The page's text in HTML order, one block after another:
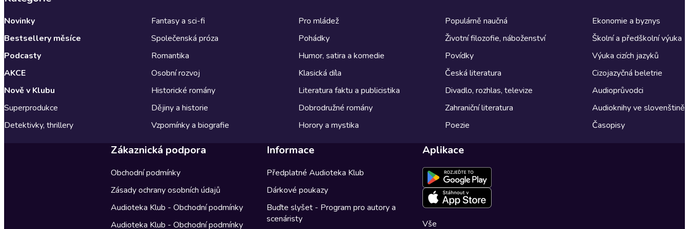
Novinky
Bestsellery měsíce
Podcasty
AKCE
Nově v Klubu
Superprodukce
Detektivky, thrillery
Fantasy a sci-fi
Společenská próza
Romantika
Osobní rozvoj
Historické romány
Dějiny a historie
Vzpomínky a biografie
Pro mládež
Pohádky
Humor, satira a komedie
Klasická díla
Literatura faktu a publicistika
Dobrodružné romány
Horory a mystika
Populárně naučná
Životní filozofie, náboženství
Povídky
Česká literatura
Divadlo, rozhlas, televize
Zahraniční literatura
Poezie
Ekonomie a byznys
Školní a předškolní výuka
Výuka cizích jazyků
Cizojazyčná beletrie
Audioprůvodci
Audioknihy ve slovenštině
Časopisy
Zákaznická podpora
Obchodní podmínky
Zásady ochrany osobních údajů
Audioteka Klub - Obchodní podmínky
Audioteka Klub - Obchodní podmínky
Informace
Předplatné Audioteka Klub
Dárkové poukazy
Buďte slyšet - Program pro autory a
scenáristy
Aplikace
Vše